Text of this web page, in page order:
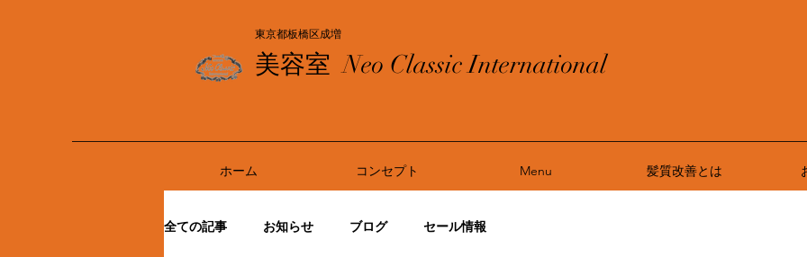
東京都板橋区成増
美容室Neo Classic International
ホーム コンセプト Menu 髪質改善とは
全ての記事 お知らせ ブログ セール情報